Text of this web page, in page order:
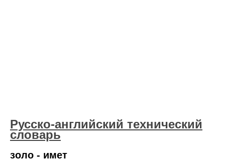
Русско-английский технический
словарь
золо - имет